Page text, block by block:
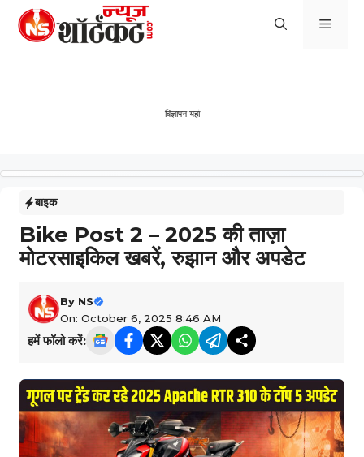
Skip
--विज्ञापन यहां--
बाइक
Bike Post 2 – 2025 की ताज़ा
मोटरसाइकिल खबरें, रुझान और अपडेट
By NS
On: October 6, 2025 8:46 AM
हमें फॉलो करें: